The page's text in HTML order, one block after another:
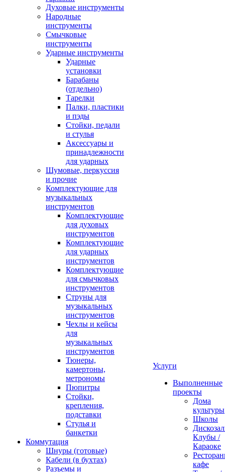
Духовые инструменты
Народные
инструменты
Смычковые
инструменты
Ударные инструменты
Ударные
установки
Барабаны
(отдельно)
Тарелки
Палки, пластики
и пэды
Стойки, педали
и стулья
Аксессуары и
принадлежности
для ударных
Шумовые, перкуссия
и прочие
Комплектующие для
музыкальных
инструментов
Комплектующие
для духовых
инструментов
Комплектующие
для ударных
инструментов
Комплектующие
для смычковых
инструментов
Струны для
музыкальных
инструментов
Чехлы и кейсы
для
музыкальных
инструментов
Тюнеры,
камертоны,
метрономы
Пюпитры
Стойки,
крепления,
подставки
Стулья и
банкетки
Коммутация
Шнуры (готовые)
Кабели (в бухтах)
Разъемы и
Услуги
Выполненные
проекты
Дома
культуры
Школы
Клубы /
Караоке
кафе